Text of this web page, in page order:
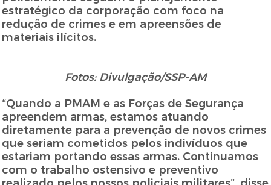
estratégico da corporação com foco na
redução de crimes e em apreensões de
materiais ilícitos.
Fotos: Divulgação/SSP-AM
“Quando a PMAM e as Forças de Segurança
apreendem armas, estamos atuando
diretamente para a prevenção de novos crimes
que seriam cometidos pelos indivíduos que
estariam portando essas armas. Continuamos
com o trabalho ostensivo e preventivo